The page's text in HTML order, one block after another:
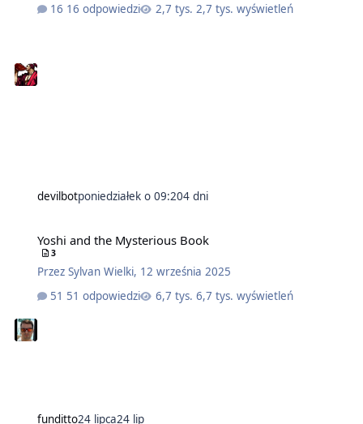
16 odpowiedzi
2,7 tys. wyświetleń
devilbotponiedziałek o 09:204 dni
Yoshi and the Mysterious Book
3
Przez Sylvan Wielki, 12 września 2025
51 odpowiedzi
6,7 tys. wyświetleń
funditto24 lipca24 lip